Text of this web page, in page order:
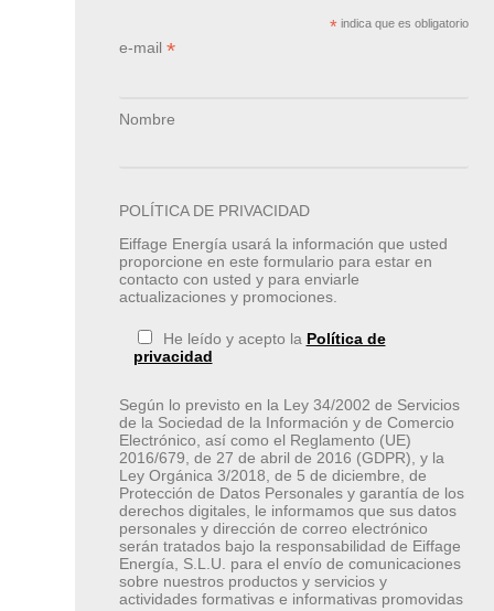
*indica que es obligatorio
e-mail *
Nombre
POLÍTICA DE PRIVACIDAD
Eiffage Energía usará la información que usted
proporcione en este formulario para estar en
contacto con usted y para enviarle
actualizaciones y promociones.
He leído y acepto la Política de
privacidad
Según lo previsto en la Ley 34/2002 de Servicios
de la Sociedad de la Información y de Comercio
Electrónico, así como el Reglamento (UE)
2016/679, de 27 de abril de 2016 (GDPR), y la
Ley Orgánica 3/2018, de 5 de diciembre, de
Protección de Datos Personales y garantía de los
derechos digitales, le informamos que sus datos
personales y dirección de correo electrónico
serán tratados bajo la responsabilidad de Eiffage
Energía, S.L.U. para el envío de comunicaciones
sobre nuestros productos y servicios y
actividades formativas e informativas promovidas